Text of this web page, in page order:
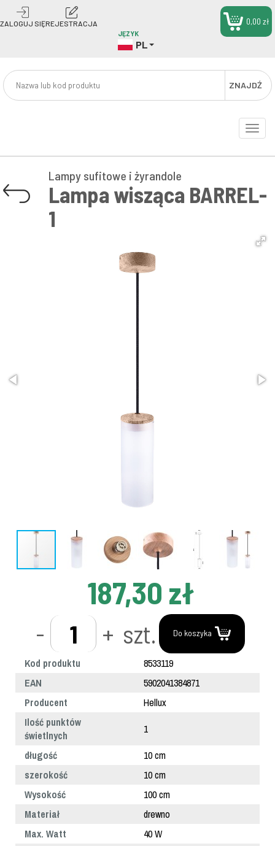
ZALOGUJ SIĘREJESTRACJA
JĘZYK
PL
ZNAJDŹ
0,00 zł
Toggle
Lampy sufitowe i żyrandole
Lampa wisząca BARREL-
1
187,30 zł
- + szt. Do koszyka
Kod produktu
8533119
EAN
5902041384871
Producent
Hellux
Ilość punktów
świetlnych
1
długość
10 cm
szerokość
10 cm
Wysokość
100 cm
Materiał
drewno
Max. Watt
40 W